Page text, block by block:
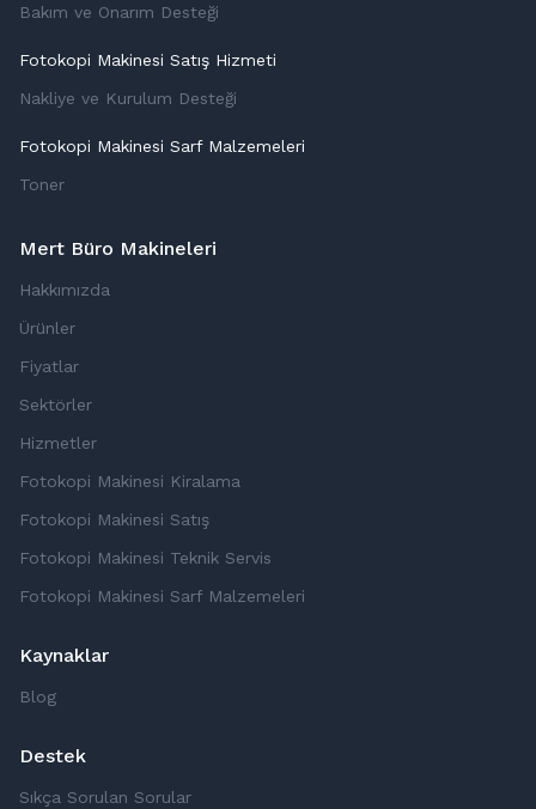
Bakım ve Onarım Desteği
Fotokopi Makinesi Satış Hizmeti
Nakliye ve Kurulum Desteği
Fotokopi Makinesi Sarf Malzemeleri
Toner
Mert Büro Makineleri
Hakkımızda
Ürünler
Fiyatlar
Sektörler
Hizmetler
Fotokopi Makinesi Kiralama
Fotokopi Makinesi Satış
Fotokopi Makinesi Teknik Servis
Fotokopi Makinesi Sarf Malzemeleri
Kaynaklar
Blog
Destek
Sıkça Sorulan Sorular